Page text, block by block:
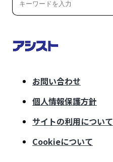
お問い合わせ
個人情報保護方針
サイトの利用について
Cookieについて